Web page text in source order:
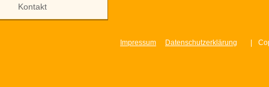
Kontakt
Impressum Datenschutzerklärung